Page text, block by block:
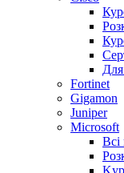
Fortinet
Gigamon
Juniper
Microsoft